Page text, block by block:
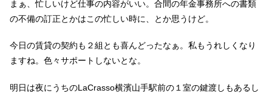
まぁ、忙しいけど仕事の内容がいい。合間の年金事務所への書類
の不備の訂正とかはこの忙しい時に、とか思うけど。
今日の賃貸の契約も２組とも喜んどったなぁ。私もうれしくなり
ますね。色々サポートしないとな。
明日は夜にうちのLaCrasso横濱山手駅前の１室の鍵渡しもあるし